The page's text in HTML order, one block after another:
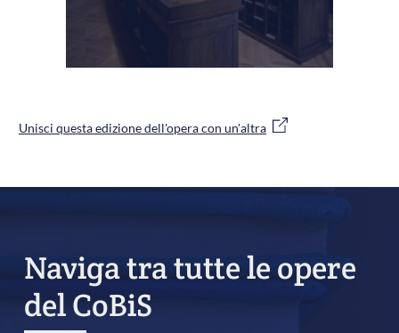
Unisci questa edizione dell'opera con un'altra
Naviga tra tutte le opere
del CoBiS